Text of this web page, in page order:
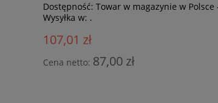
Dostępność: Towar w magazynie w
Wysyłka w: .
107,01 zł
Cena netto: 87,00 zł